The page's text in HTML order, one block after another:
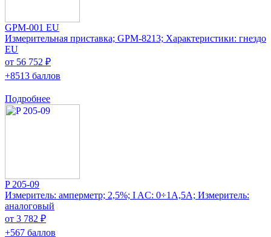
GPM-001 EU
Измерительная приставка; GPM-8213; Характеристики: гнездо
EU
от 56 752 ₽
+8513 баллов
Подробнее
P 205-09
Измеритель: амперметр; 2,5%; I AC: 0÷1А,5А; Измеритель:
аналоговый
от 3 782 ₽
+567 баллов